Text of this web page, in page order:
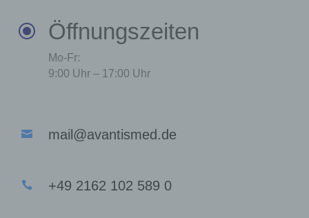
\ Öffnungszeiten
Mo-Fr:
9:00 Uhr – 17:00 Uhr
 mail@avantismed.de
 +49 2162 102 589 0